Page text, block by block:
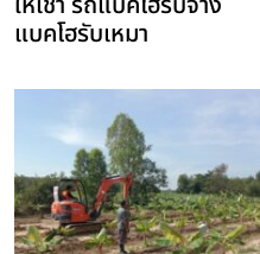
แบคโฮรับเหมา